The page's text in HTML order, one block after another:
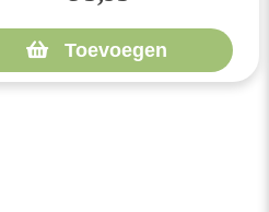
Toevoegen